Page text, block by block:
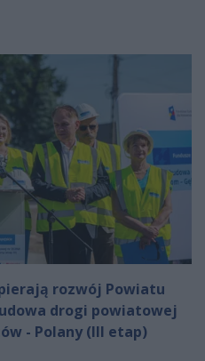
rozwój Powiatu
drogi powiatowej
- Polany (III etap)